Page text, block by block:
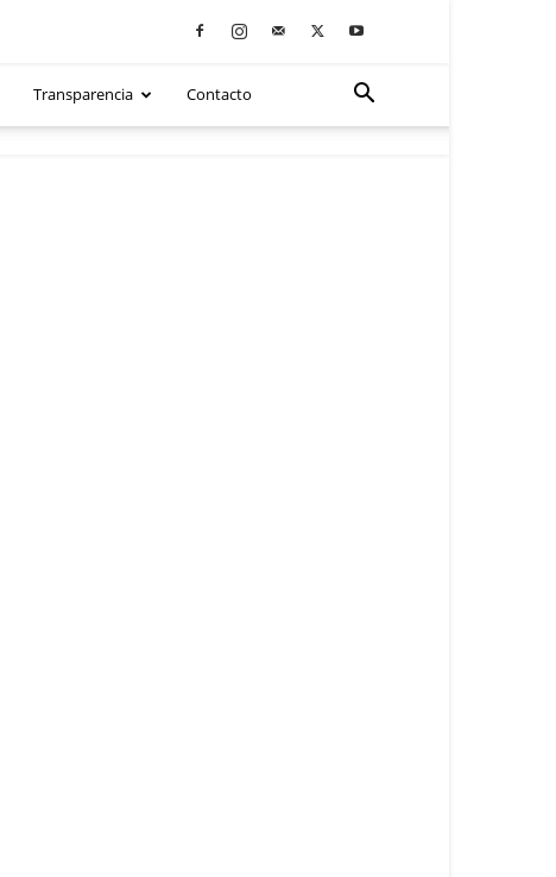
Transparencia Contacto